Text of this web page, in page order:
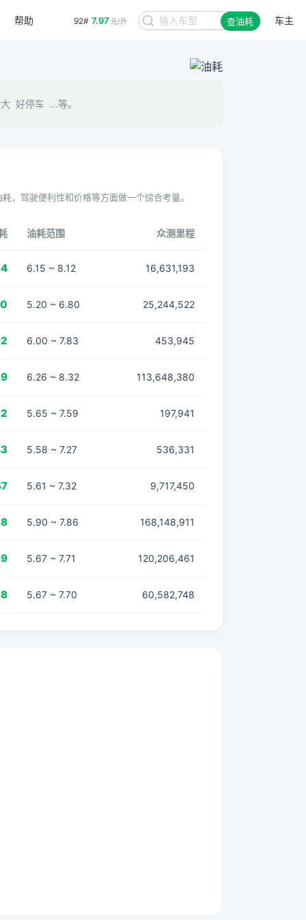
92# 7.97 元/升 查油耗 车主
帮助
好停车 ...等。
，驾驶便利性和价格等方面做一个综合考量。
油耗范围 众测里程
6.15 ~ 8.12 16,631,193
5.20 ~ 6.80 25,244,522
6.00 ~ 7.83 453,945
6.26 ~ 8.32 113,648,380
5.65 ~ 7.59 197,941
5.58 ~ 7.27 536,331
5.61 ~ 7.32 9,717,450
5.90 ~ 7.86 168,148,911
5.67 ~ 7.71 120,206,461
5.67 ~ 7.70 60,582,748